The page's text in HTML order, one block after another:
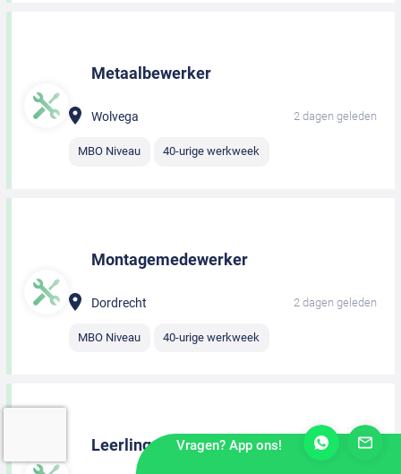
Metaalbewerker
Wolvega 2 dagen geleden
MBO Niveau 40-urige werkweek
Montagemedewerker
Dordrecht 2 dagen geleden
MBO Niveau 40-urige werkweek
Leerling monteurVragen? App ons!